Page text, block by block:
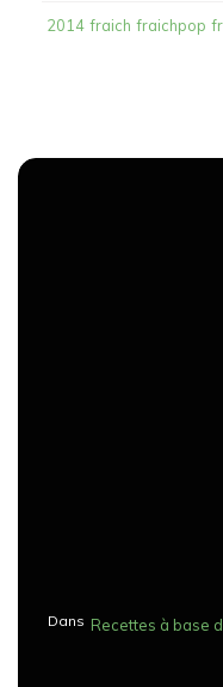
2014 fraich fraichpop
Dans Recettes à base